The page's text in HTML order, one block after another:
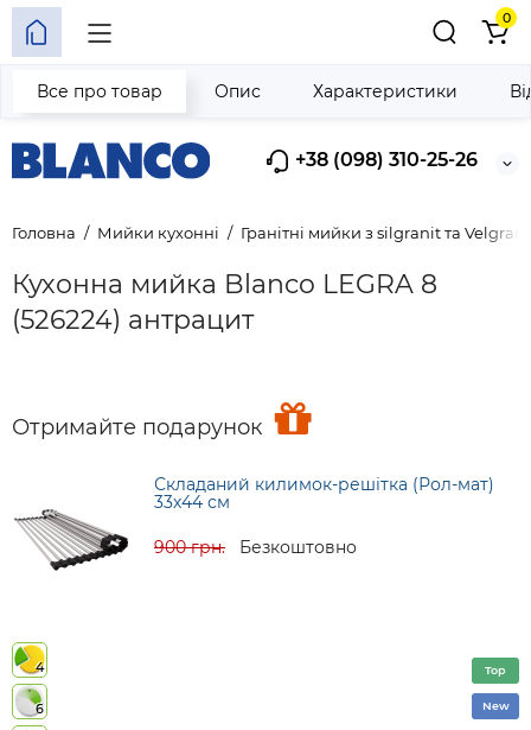
+38 (098) 310-25-26
0
Головна Мийки кухонні Гранітні мийки з silgranit та
Кухонна мийка Blanco LEGRA 8
(526224) антрацит
Отримайте подарунок
Складаний килимок-решітка (Рол-мат)
33х44 см
900 грн. Безкоштовно
Все про товар Опис Характеристики
4
6
Top
New